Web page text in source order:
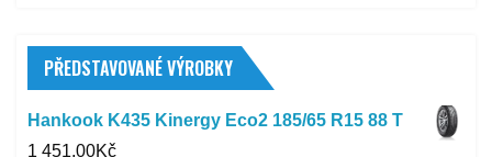
PŘEDSTAVOVANÉ VÝROBKY
Hankook K435 Kinergy Eco2 185/65 R15 88 T
1 451,00Kč